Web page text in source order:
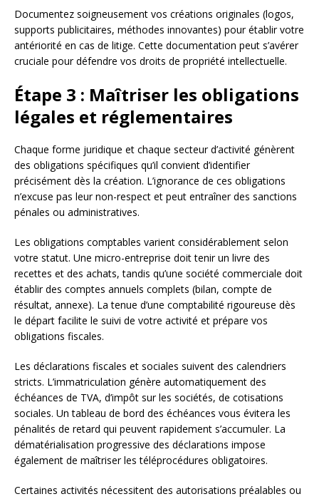
Documentez soigneusement vos créations originales (logos,
supports publicitaires, méthodes innovantes) pour établir votre
antériorité en cas de litige. Cette documentation peut s’avérer
cruciale pour défendre vos droits de propriété intellectuelle.
Étape 3 : Maîtriser les obligations
légales et réglementaires
Chaque forme juridique et chaque secteur d’activité génèrent
des obligations spécifiques qu’il convient d’identifier
précisément dès la création. L’ignorance de ces obligations
n’excuse pas leur non-respect et peut entraîner des sanctions
pénales ou administratives.
Les obligations comptables varient considérablement selon
votre statut. Une micro-entreprise doit tenir un livre des
recettes et des achats, tandis qu’une société commerciale doit
établir des comptes annuels complets (bilan, compte de
résultat, annexe). La tenue d’une comptabilité rigoureuse dès
le départ facilite le suivi de votre activité et prépare vos
obligations fiscales.
Les déclarations fiscales et sociales suivent des calendriers
stricts. L’immatriculation génère automatiquement des
échéances de TVA, d’impôt sur les sociétés, de cotisations
sociales. Un tableau de bord des échéances vous évitera les
pénalités de retard qui peuvent rapidement s’accumuler. La
dématérialisation progressive des déclarations impose
également de maîtriser les téléprocédures obligatoires.
Certaines activités nécessitent des autorisations préalables ou